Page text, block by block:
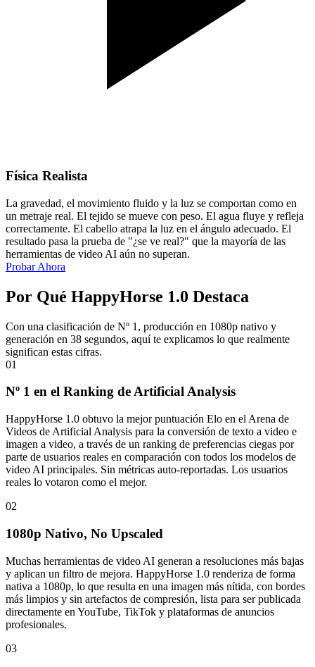
Física Realista
La gravedad, el movimiento fluido y la luz se comportan como en
un metraje real. El tejido se mueve con peso. El agua fluye y refleja
correctamente. El cabello atrapa la luz en el ángulo adecuado. El
resultado pasa la prueba de "¿se ve real?" que la mayoría de las
herramientas de video AI aún no superan.
Probar Ahora
Por Qué HappyHorse 1.0 Destaca
Con una clasificación de Nº 1, producción en 1080p nativo y
generación en 38 segundos, aquí te explicamos lo que realmente
significan estas cifras.
01
Nº 1 en el Ranking de Artificial Analysis
HappyHorse 1.0 obtuvo la mejor puntuación Elo en el Arena de
Videos de Artificial Analysis para la conversión de texto a video e
imagen a video, a través de un ranking de preferencias ciegas por
parte de usuarios reales en comparación con todos los modelos de
video AI principales. Sin métricas auto-reportadas. Los usuarios
reales lo votaron como el mejor.
02
1080p Nativo, No Upscaled
Muchas herramientas de video AI generan a resoluciones más bajas
y aplican un filtro de mejora. HappyHorse 1.0 renderiza de forma
nativa a 1080p, lo que resulta en una imagen más nítida, con bordes
más limpios y sin artefactos de compresión, lista para ser publicada
directamente en YouTube, TikTok y plataformas de anuncios
profesionales.
03